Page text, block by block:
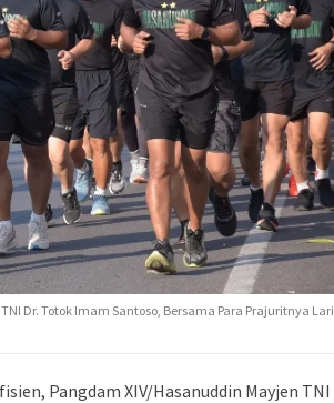
Dr. Totok Imam Santoso, Bersama Para Prajuritnya Lari
Pangdam XIV/Hasanuddin Mayjen TNI